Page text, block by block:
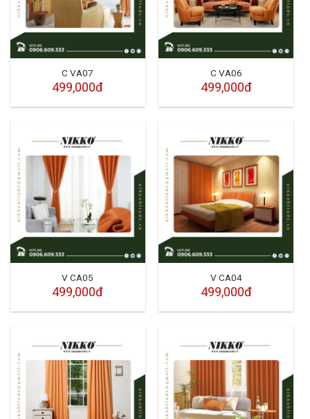
C VA07
499,000đ
C VA06
499,000đ
V CA05
499,000đ
V CA04
499,000đ